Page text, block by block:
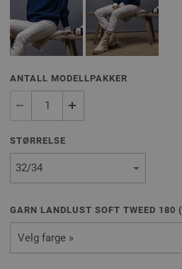
ANTALL MODELLPAKKER
STØRRELSE
GARN LANDLUST SOFT TWEED 180 (
Velg farge »